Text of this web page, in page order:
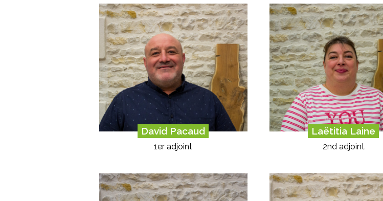
David Pacaud
1er adjoint
Laëtitia Laine
2nd adjoint